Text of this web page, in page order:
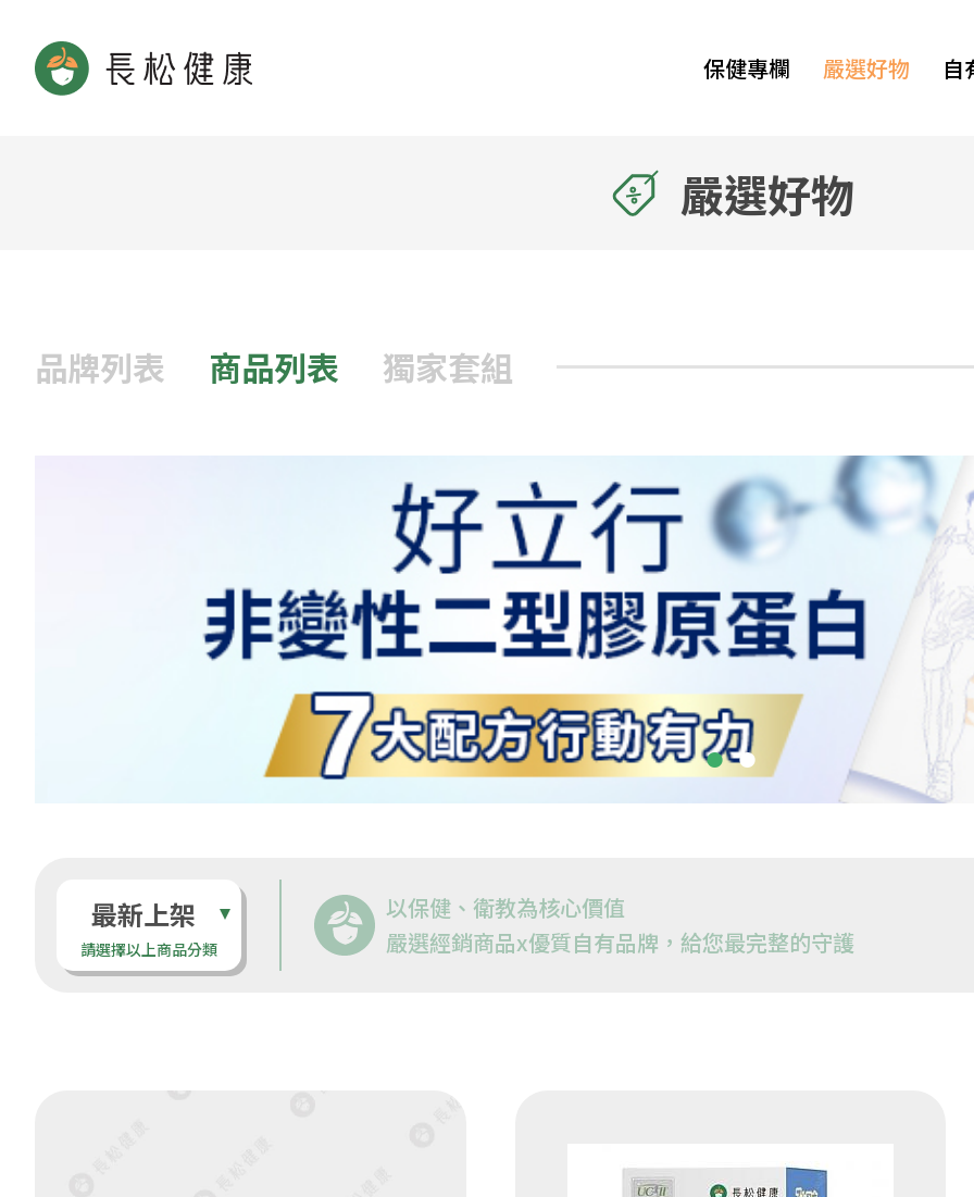
保健專欄 嚴選好物 自
嚴選好物
品牌列表 商品列表 獨家套組
最新上架
請選擇以上商品分類
以保健、衛教為核心價值
嚴選經銷商品x優質自有品牌，給您最完整的守護